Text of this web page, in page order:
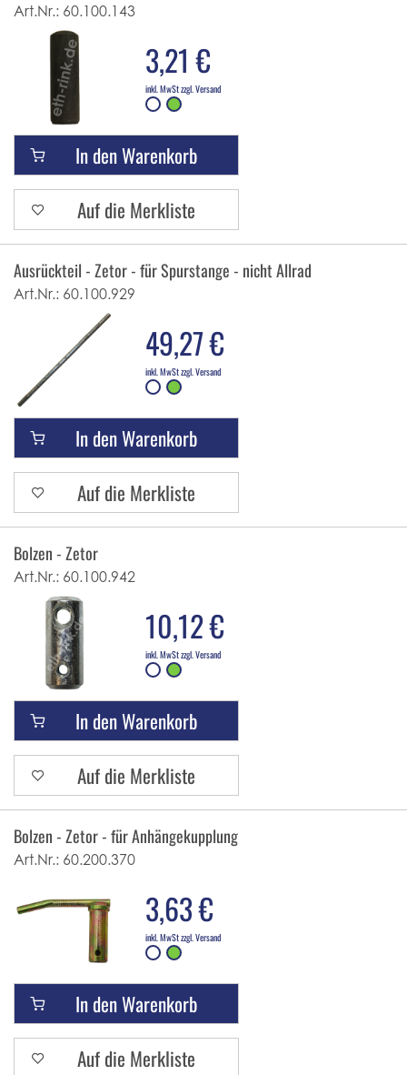
Art.Nr.: 60.100.143
3,21 €
inkl. MwSt zzgl. Versand
In den Warenkorb
Auf die Merkliste
Ausrückteil - Zetor - für Spurstange - nicht Allrad
Art.Nr.: 60.100.929
49,27 €
inkl. MwSt zzgl. Versand
In den Warenkorb
Auf die Merkliste
Bolzen - Zetor
Art.Nr.: 60.100.942
10,12 €
inkl. MwSt zzgl. Versand
In den Warenkorb
Auf die Merkliste
Bolzen - Zetor - für Anhängekupplung
Art.Nr.: 60.200.370
3,63 €
inkl. MwSt zzgl. Versand
In den Warenkorb
Auf die Merkliste